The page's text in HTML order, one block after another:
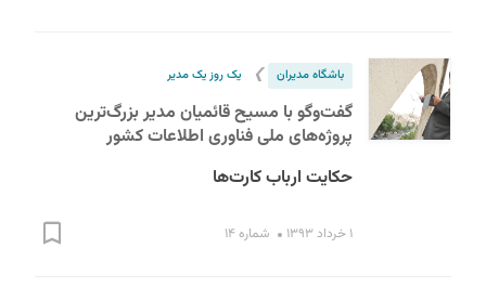
باشگاه مدیران ❯ یک روز یک مدیر
گفت‌وگو با مسیح قائمیان مدیر بزرگ‌ترین
پروژه‌های ملی فناوری اطلاعات کشور
حکایت ارباب کارت‌ها
۱ خرداد ۱۳۹۳ شماره ۱۴